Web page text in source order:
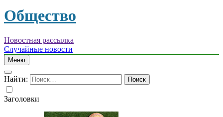
Общество
Новостная рассылка
Случайные новости
Меню
Найти:
Заголовки